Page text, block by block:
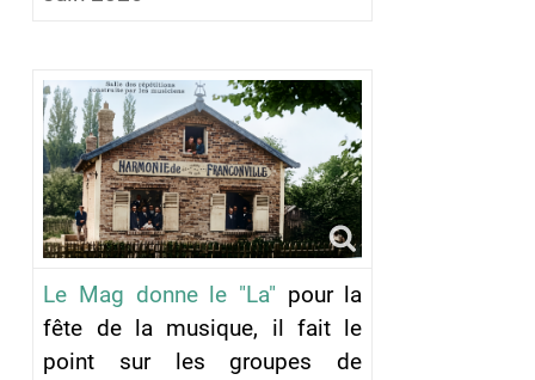
Le Mag donne le "La" pour la
fête de la musique, il fait le
point sur les groupes de